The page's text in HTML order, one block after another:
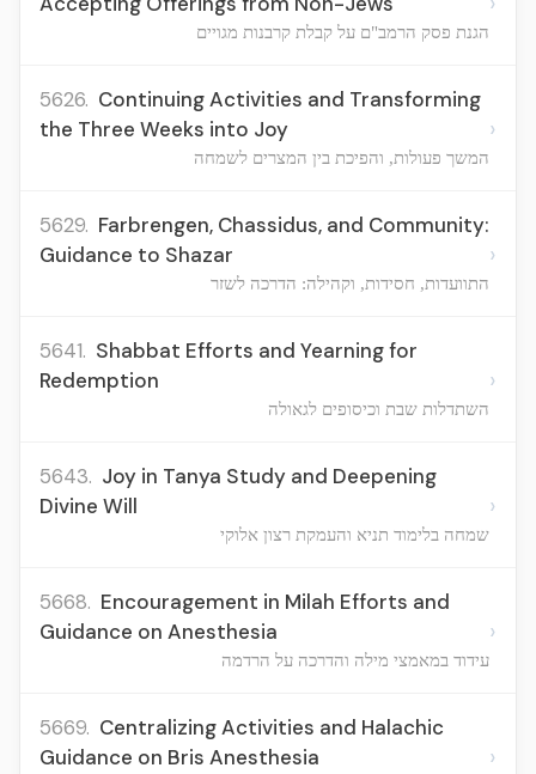
הגנת פסק הרמב"ם על קבלת קרבנות מגויים
5626. Continuing Activities and Transforming
the Three Weeks into Joy
המשך פעולות, והפיכת בין המצרים לשמחה
›
5629. Farbrengen, Chassidus, and Community:
Guidance to Shazar
התוועדות, חסידות, וקהילה: הדרכה לשזר
›
5641. Shabbat Efforts and Yearning for
Redemption
השתדלות שבת וכיסופים לגאולה
›
5643. Joy in Tanya Study and Deepening
Divine Will
שמחה בלימוד תניא והעמקת רצון אלוקי
›
5668. Encouragement in Milah Efforts and
Guidance on Anesthesia
עידוד במאמצי מילה והדרכה על הרדמה
›
5669. Centralizing Activities and Halachic
Guidance on Bris Anesthesia
›